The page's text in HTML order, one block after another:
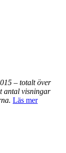
– totalt över
antal visningar
Läs mer